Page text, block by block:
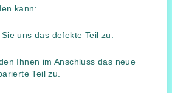
kann:
uns das defekte Teil zu.
Ihnen im Anschluss das neue
Teil zu.